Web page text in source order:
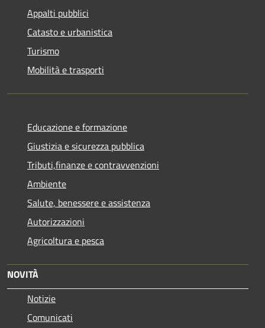
Appalti pubblici
Catasto e urbanistica
Turismo
Mobilità e trasporti
Educazione e formazione
Giustizia e sicurezza pubblica
Tributi,finanze e contravvenzioni
Ambiente
Salute, benessere e assistenza
Autorizzazioni
Agricoltura e pesca
NOVITÀ
Notizie
Comunicati